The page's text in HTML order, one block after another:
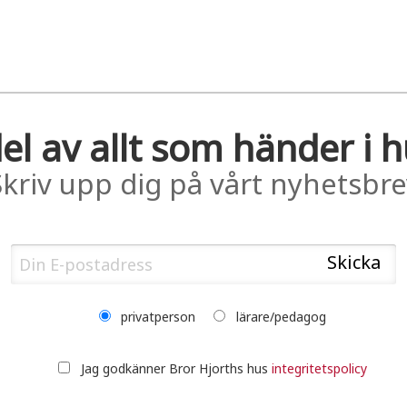
av allt som händer i
upp dig på vårt
privatperson lärare/pedagog
Jag godkänner Bror Hjorths hus integritetspolicy